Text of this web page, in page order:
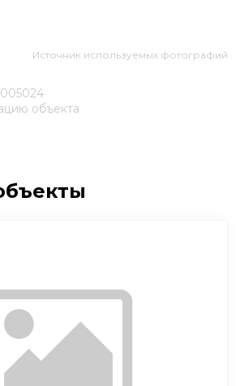
Источник используемых фотографий
объекта